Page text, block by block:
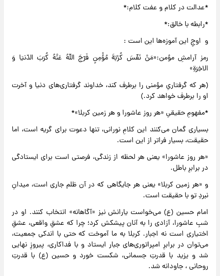
*عدالت در کلام و عفت کلام:*
*رابطه‌ با خالق:*
و اوجِ این آموزه‌ها این است :
رمز آرامشِ مؤمن:«مَنْ نَفّسَ کُرْبَةَ مُؤْمِنٍ فَرّجَ اللّهُ عَنْهُ کُرَبَ الدّنیَا وَ
الاخِرَةِ»
(هر که گرفتاریِ مؤمنی را برطرف کند، خداوند گرفتاری‌های دنیا و آخرت
او را برطرف خواهد کرد.)
*مفهومِ حقیقیِ «هر روز عاشورا و هر زمین کربلا»*
بسیاری گمان می‌کنند این کلامِ نورانی، تنها دعوت برای گریه است، اما
حقیقت، بسیار فراتر از این است.
«هر روز عاشورا» یعنی هر لحظه از زندگی، فرصتی است برای ایستادگی
در برابرِ باطل.
و «هر زمین کربلا» یعنی هر جایگاهی که در آن ظلم جاری است، میدانِ
نبردِ تو با حقیقت است.
امام حسین (ع) می‌خواست یارانش نیز «آگاهانه» انتخاب کنند. او در
شبِ عاشورا، آزادی را به آنان پیشکش کرد؛ چرا که عشقِ واقعی، عشقِ
اختیاری است نه اجبار. کربلا به ما آموخت که حتی با اندکی جمعیت،
می‌توان در برابرِ امپراتوری‌های جبار ایستاد و با فداکاری، پیروزِ نهایی
شد و یزید با قدرتِ جسمانی، شکست خورد و حسین (ع) با قدرتِ
روحانی ، جاودانه شد.